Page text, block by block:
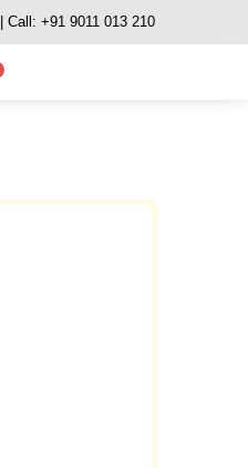
| Call: +91 9011 013 210